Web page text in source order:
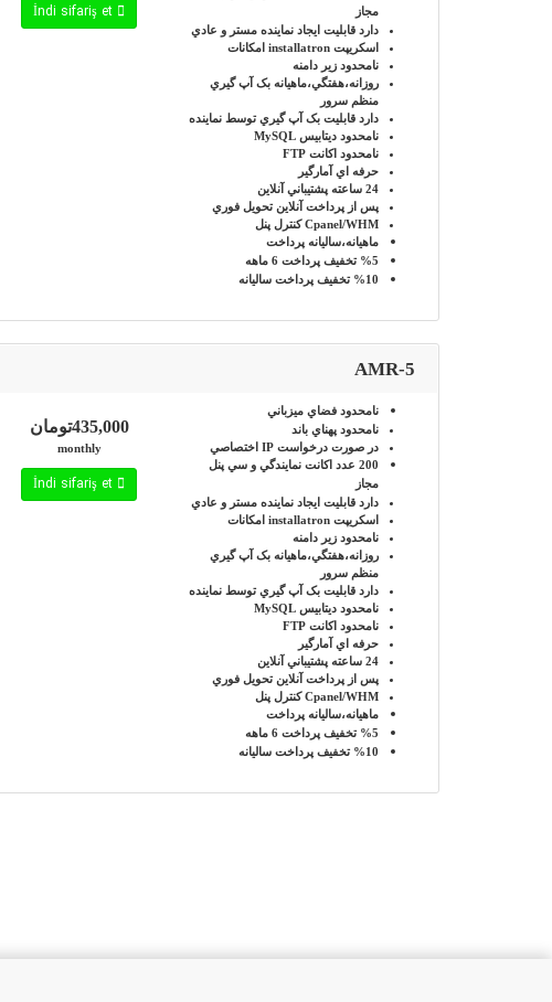
مجاز
دارد قابليت ايجاد نماينده مستر و عادي
اسکريپت installatron
امکانات
نامحدود زير دامنه
روزانه،هفتگي،ماهيانه بک آپ گيري
منظم سرور
دارد قابليت بک آپ گيري توسط نماينده
نامحدود ديتابيس MySQL
نامحدود اکانت FTP
حرفه اي آمارگير
24 ساعته
پشتيباني آنلاين
پس از پرداخت آنلاين تحويل فوري
Cpanel/WHMکنترل پنل
ماهيانه،ساليانه پرداخت
%5 تخفيف پرداخت 6 ماهه
%10 تخفيف پرداخت ساليانه
AMR-5
نامحدود فضاي ميزباني
نامحدود پهناي باند
در صورت درخواست
200 عدد
اکانت نمايندگي و سي پنل
مجاز
دارد قابليت ايجاد نماينده مستر و عادي
اسکريپت installatron
امکانات
نامحدود زير دامنه
روزانه،هفتگي،ماهيانه بک آپ گيري
منظم سرور
دارد قابليت بک آپ گيري توسط نماينده
نامحدود ديتابيس MySQL
نامحدود اکانت FTP
حرفه اي آمارگير
24 ساعته
پشتيباني آنلاين
پس از پرداخت آنلاين تحويل فوري
Cpanel/WHMکنترل پنل
ماهيانه،ساليانه پرداخت
%5 تخفيف پرداخت 6 ماهه
%10 تخفيف پرداخت ساليانه
435,000تومان
monthly